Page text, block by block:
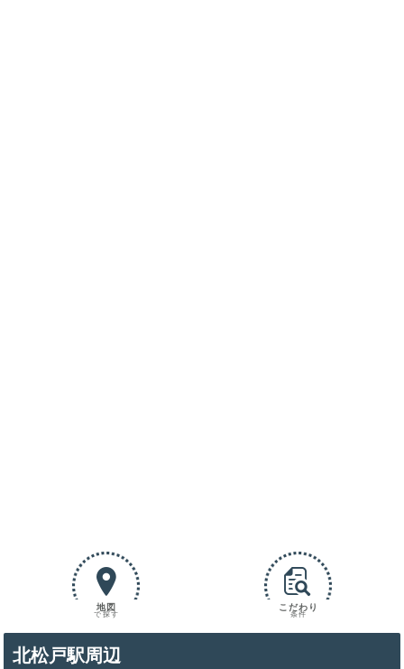
地図
で探す
こだわり
条件
北松戸駅周辺